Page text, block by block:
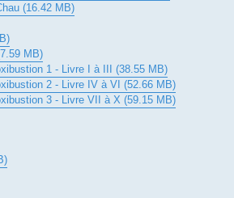
(16.42 MB)
MB)
1 - Livre I à III (38.55 MB)
2 - Livre IV à VI (52.66 MB)
3 - Livre VII à X (59.15 MB)